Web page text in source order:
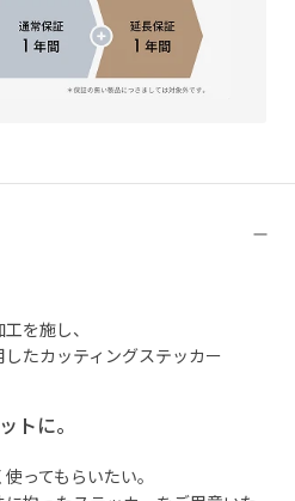
を施し、
たカッティングステッカー
トに。
ってもらいたい。